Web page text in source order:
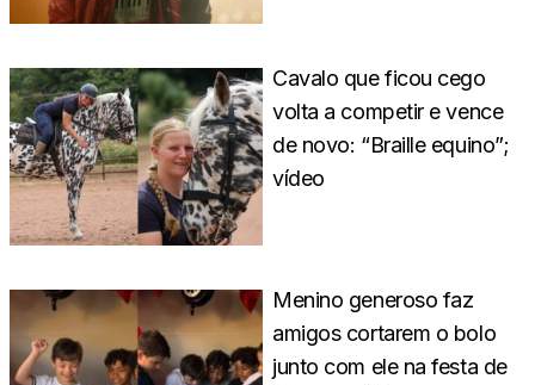
Cavalo que ficou cego
volta a competir e vence
de novo: “Braille equino”;
vídeo
Menino generoso faz
amigos cortarem o bolo
junto com ele na festa de